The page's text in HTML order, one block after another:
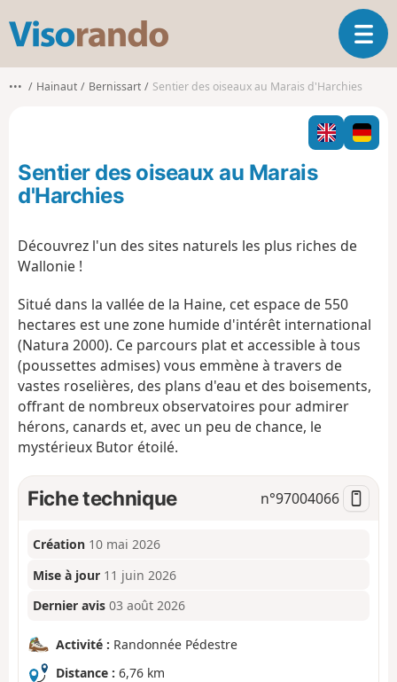
s
o
o
O
u
i
r
l
i
••• Hainaut Bernissart Sentier des oiseaux au Marais d'Harchies
Sentier des oiseaux au Marais
d'Harchies
Découvrez l'un des sites naturels les plus riches de
Wallonie !
Situé dans la vallée de la Haine, cet espace de 550
hectares est une zone humide d'intérêt international
(Natura 2000). Ce parcours plat et accessible à tous
(poussettes admises) vous emmène à travers de
vastes roselières, des plans d'eau et des boisements,
offrant de nombreux observatoires pour admirer
hérons, canards et, avec un peu de chance, le
mystérieux Butor étoilé.
Fiche technique n°97004066
Création 10 mai 2026
Mise à jour 11 juin 2026
Dernier avis 03 août 2026
Activité : Randonnée Pédestre
Distance : 6,76 km